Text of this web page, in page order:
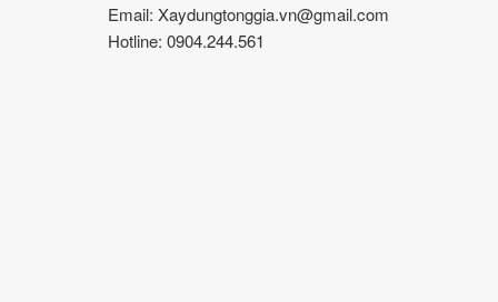
Email: Xaydungtonggia.vn@gmail.com
Hotline: 0904.244.561